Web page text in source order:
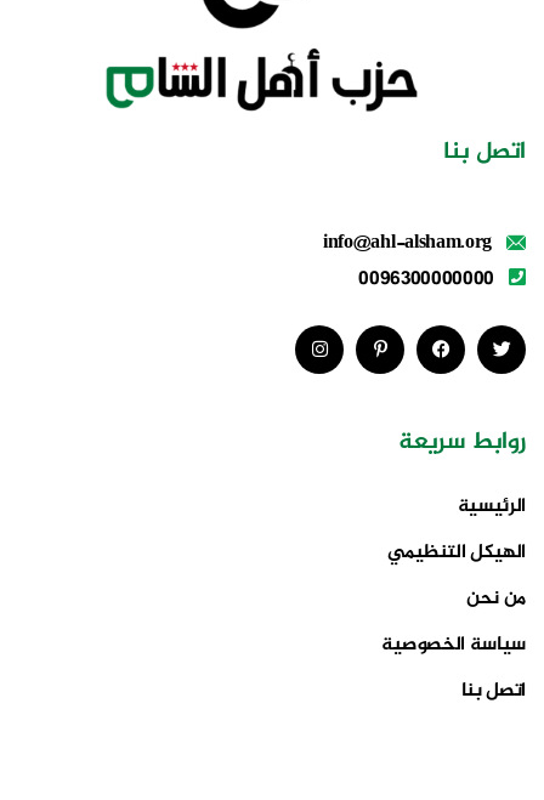
اتصل بنا
info@ahl-alsham.org
0096300000000
روابط سريعة
الرئيسية
الهيكل التنظيمي
من نحن
سياسة الخصوصية
اتصل بنا